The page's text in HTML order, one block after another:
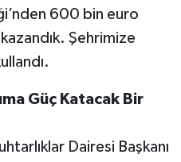
600 bin euro
Şehrimize
Güç Katacak Bir
Dairesi Başkanı